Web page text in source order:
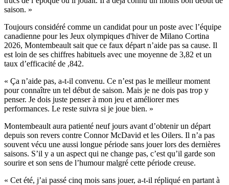
saison. »
Toujours considéré comme un candidat pour un poste avec l’équipe
canadienne pour les Jeux olympiques d'hiver de Milano Cortina
2026, Montembeault sait que ce faux départ n’aide pas sa cause. Il
est loin de ses chiffres habituels avec une moyenne de 3,82 et un
taux d’efficacité de ,842.
« Ça n’aide pas, a-t-il convenu. Ce n’est pas le meilleur moment
pour connaître un tel début de saison. Mais je ne dois pas trop y
penser. Je dois juste penser à mon jeu et améliorer mes
performances. Le reste suivra si je joue bien. »
Montembeault aura patienté neuf jours avant d’obtenir un départ
depuis son revers contre Connor McDavid et les Oilers. Il n’a pas
souvent vécu une aussi longue période sans jouer lors des dernières
saisons. S’il y a un aspect qui ne change pas, c’est qu’il garde son
sourire et son sens de l’humour malgré cette période creuse.
« Cet été, j’ai passé cinq mois sans jouer, a-t-il répliqué en partant à